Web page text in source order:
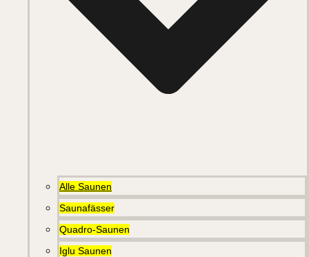
Alle Saunen
Saunafässer
Quadro-Saunen
Iglu Saunen